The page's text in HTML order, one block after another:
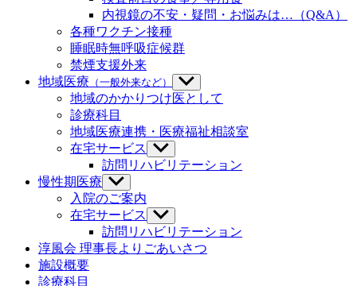
表
示
ー
を
表
示
内視鏡の不安・疑問・お悩みは…（Q&A）
各種ワクチン接種
睡眠時無呼吸症候群
禁煙支援外来
地域医療 （一般外来など）
サ
ブ
ニ
ュ
を
地域のかかりつけ医として
診療科目
地域医療連携・医療福祉相談室
在宅サービス
サ
ブ
ュ
ー
を
表
訪問リハビリテーション
慢性期医療 サ
ブ
ニ
ュ
ー
入院のご案内
在宅サービス
サ
ブ
メ
訪問リハビリテーション
淳風会 理事長よりごあいさつ
施設概要
診療科目